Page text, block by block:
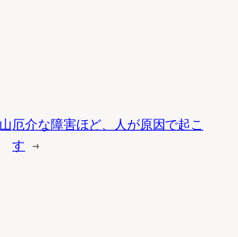
厄介な障害ほど、人が原因で起こ
す →